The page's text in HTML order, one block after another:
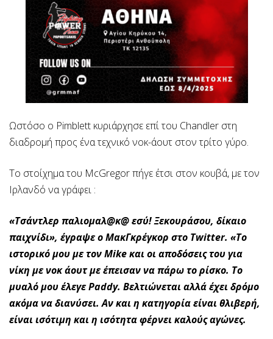
Ωστόσο ο Pimblett κυριάρχησε επί του Chandler στη
διαδρομή προς ένα τεχνικό νοκ-άουτ στον τρίτο γύρο.
Το στοίχημα του McGregor πήγε έτσι στον κουβά, με τον
Ιρλανδό να γράφει :
«Τσάντλερ παλιομαλ@κ@ εσύ! Ξεκουράσου, δίκαιο
παιχνίδι», έγραψε ο ΜακΓκρέγκορ στο Twitter. «Το
ιστορικό μου με τον Mike και οι αποδόσεις του για
νίκη με νοκ άουτ με έπεισαν να πάρω το ρίσκο. Το
μυαλό μου έλεγε Paddy. Βελτιώνεται αλλά έχει δρόμο
ακόμα να διανύσει. Αν και η κατηγορία είναι θλιβερή,
είναι ισότιμη και η ισότητα φέρνει καλούς αγώνες.